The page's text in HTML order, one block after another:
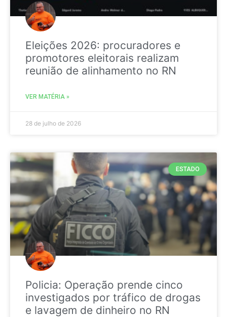
Eleições 2026: procuradores e
promotores eleitorais realizam
reunião de alinhamento no RN
VER MATÉRIA »
28 de julho de 2026
ESTADO
Policia: Operação prende cinco
investigados por tráfico de drogas
e lavagem de dinheiro no RN